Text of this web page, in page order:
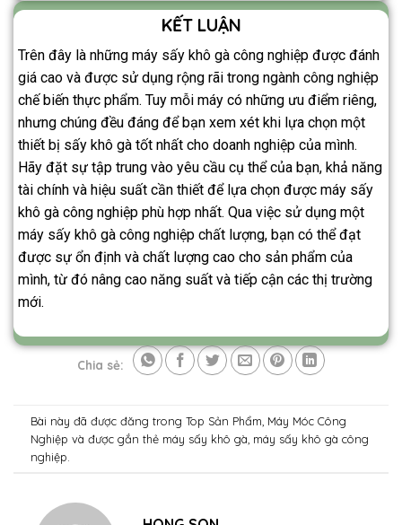
KẾT LUẬN
Trên đây là những máy sấy khô gà công nghiệp được đánh
giá cao và được sử dụng rộng rãi trong ngành công nghiệp
chế biến thực phẩm. Tuy mỗi máy có những ưu điểm riêng,
nhưng chúng đều đáng để bạn xem xét khi lựa chọn một
thiết bị sấy khô gà tốt nhất cho doanh nghiệp của mình.
Hãy đặt sự tập trung vào yêu cầu cụ thể của bạn, khả năng
tài chính và hiệu suất cần thiết để lựa chọn được máy sấy
khô gà công nghiệp phù hợp nhất. Qua việc sử dụng một
máy sấy khô gà công nghiệp chất lượng, bạn có thể đạt
được sự ổn định và chất lượng cao cho sản phẩm của
mình, từ đó nâng cao năng suất và tiếp cận các thị trường
mới.
Chia sẻ:
Bài này đã được đăng trongTop Sản Phẩm Máy Móc Công
Nghiệp và được gắn thẻ máy sấy khô gà máy sấy khô gà công
nghiệp